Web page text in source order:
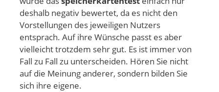
deshalb negativ bewertet, da es nicht den
Vorstellungen des jeweiligen Nutzers
entsprach. Auf ihre Wünsche passt es aber
vielleicht trotzdem sehr gut. Es ist immer von
Fall zu Fall zu unterscheiden. Hören Sie nicht
auf die Meinung anderer, sondern bilden Sie
sich ihre eigene.